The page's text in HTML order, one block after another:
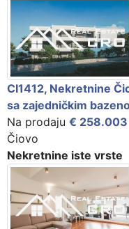
CI1412, Nekretnine
sa zajedničkim
Na prodaju € 258.003
Čiovo
Nekretnine iste vrste